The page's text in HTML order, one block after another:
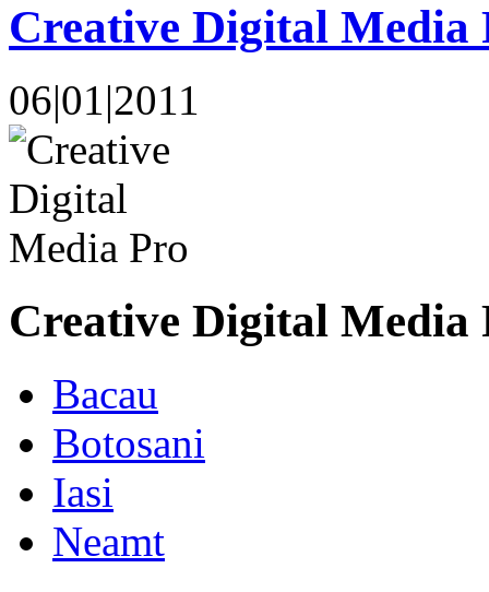
Creative Digital Media
06|01|2011
Creative Digital Media
Bacau
Botosani
Iasi
Neamt